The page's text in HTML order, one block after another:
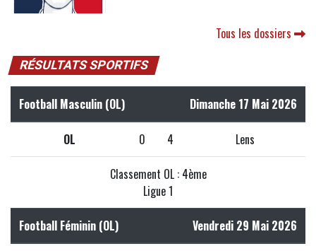
Tous les dossiers
RÉSULTATS SPORTIFS
Football Masculin (OL) Dimanche 17 Mai 2026
OL 0 4 Lens
Classement OL : 4ème
Ligue 1
Football Féminin (OL) Vendredi 29 Mai 2026